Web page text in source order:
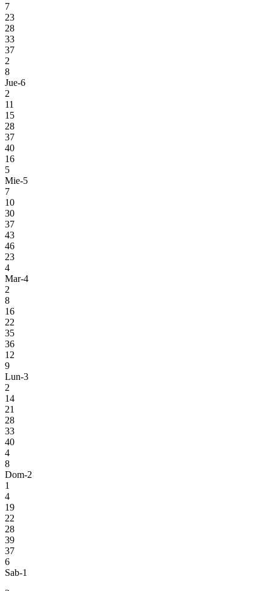
7
23
28
33
37
2
8
Jue-6
2
11
15
28
37
40
16
5
Mie-5
7
10
30
37
43
46
23
4
Mar-4
2
8
16
22
35
36
12
9
Lun-3
2
14
21
28
33
40
4
8
Dom-2
1
4
19
22
28
39
37
6
Sab-1